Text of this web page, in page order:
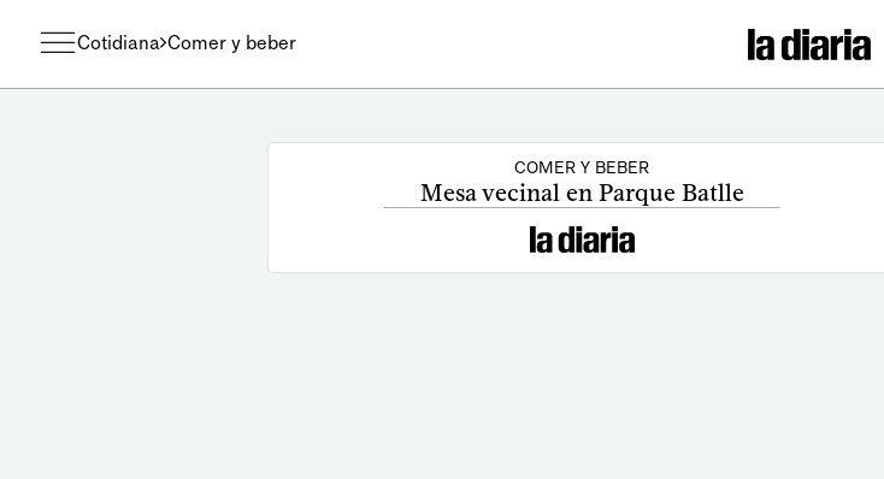
Cotidiana Comer y beber
COMER Y BEBER
Mesa vecinal en Parque Batlle